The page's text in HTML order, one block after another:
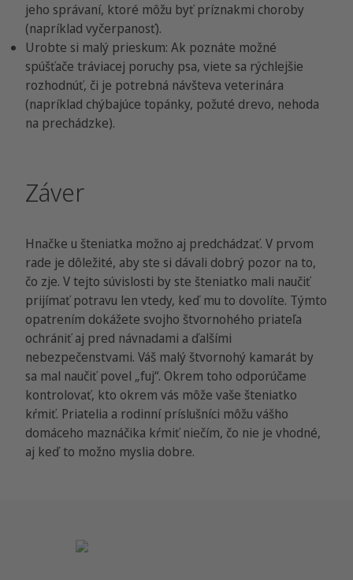
jeho správaní, ktoré môžu byť príznakmi choroby
(napríklad vyčerpanosť).
Urobte si malý prieskum: Ak poznáte možné
spúšťače tráviacej poruchy psa, viete sa rýchlejšie
rozhodnúť, či je potrebná návšteva veterinára
(napríklad chýbajúce topánky, požuté drevo, nehoda
na prechádzke).
Záver
Hnačke u šteniatka možno aj predchádzať. V prvom
rade je dôležité, aby ste si dávali dobrý pozor na to,
čo zje. V tejto súvislosti by ste šteniatko mali naučiť
prijímať potravu len vtedy, keď mu to dovolíte. Týmto
opatrením dokážete svojho štvornohého priateľa
ochrániť aj pred návnadami a ďalšími
nebezpečenstvami. Váš malý štvornohý kamarát by
sa mal naučiť povel „fuj“. Okrem toho odporúčame
kontrolovať, kto okrem vás môže vaše šteniatko
kŕmiť. Priatelia a rodinní príslušníci môžu vášho
domáceho maznáčika kŕmiť niečím, čo nie je vhodné,
aj keď to možno myslia dobre.